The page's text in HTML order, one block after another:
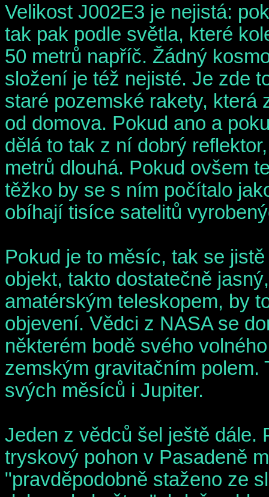
Velikost J002E3 je nejistá:
tak pak podle světla, které
50 metrů napříč. Žádný
složení je též nejisté. Je zde
staré pozemské rakety, která
od domova. Pokud ano a
dělá to tak z ní dobrý
metrů dlouhá. Pokud ovšem
těžko by se s ním počítalo
obíhají tisíce satelitů
Pokud je to měsíc, tak se
objekt, takto dostatečně
amatérským teleskopem, by
objevení. Vědci z NASA se
některém bodě svého
zemským gravitačním
svých měsíců i Jupiter.
Jeden z vědců šel ještě dále.
tryskový pohon v Pasadeně
"pravděpodobně staženo ze